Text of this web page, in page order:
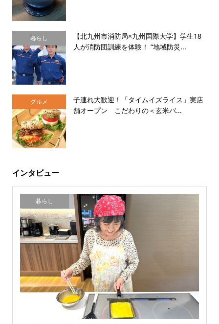
暮らし
【北九州市消防局×九州国際大学】学生18
人が消防団訓練を体験！ “地域防災...
グルメ
子連れ大歓迎！「タイムイズライス」実店
舗オープン こだわりの＜玄米バ...
インタビュー
暮らし